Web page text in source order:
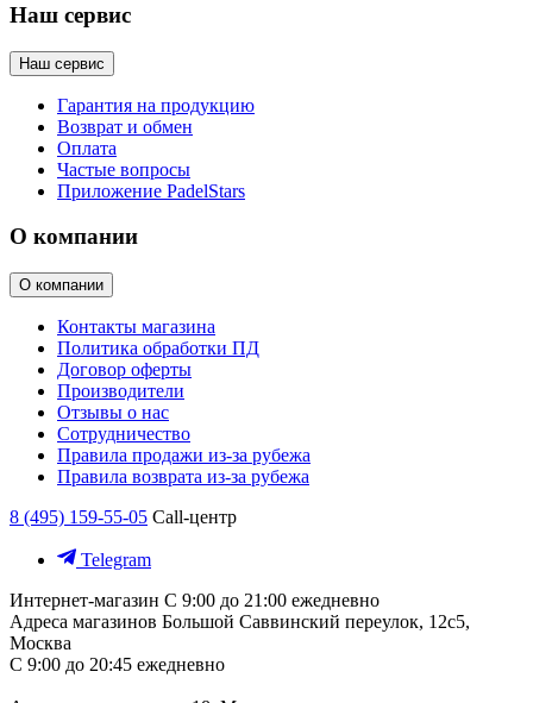
Наш сервис
Наш сервис
Гарантия на продукцию
Возврат и обмен
Оплата
Частые вопросы
Приложение PadelStars
О компании
О компании
Контакты магазина
Политика обработки ПД
Договор оферты
Производители
Отзывы о нас
Сотрудничество
Правила продажи из-за рубежа
Правила возврата из-за рубежа
8 (495) 159-55-05 Call-центр
Telegram
Интернет-магазин С 9:00 до 21:00 ежедневно
Адреса магазинов Большой Саввинский переулок, 12с5,
Москва
С 9:00 до 20:45 ежедневно